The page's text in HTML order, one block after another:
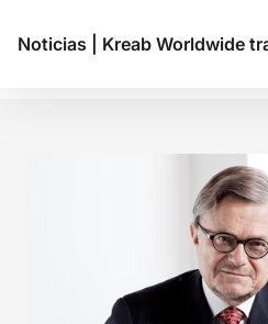
Noticias Kreab Worldwide transferirá su propiedad a una